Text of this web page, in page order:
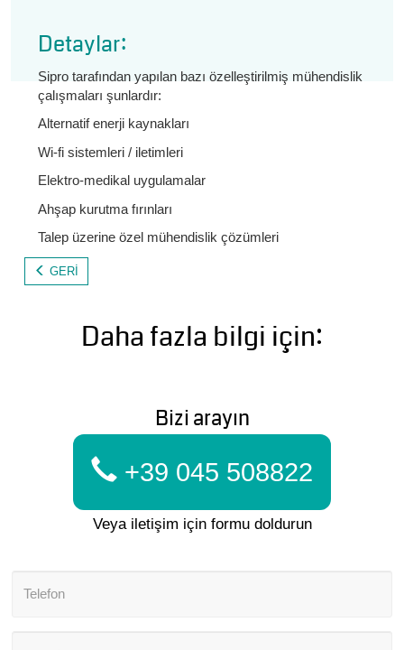
Detaylar:
Sipro tarafından yapılan bazı özelleştirilmiş mühendislik
çalışmaları şunlardır:
Alternatif enerji kaynakları
Wi-fi sistemleri / iletimleri
Elektro-medikal uygulamalar
Ahşap kurutma fırınları
Talep üzerine özel mühendislik çözümleri
GERI
Daha fazla bilgi için:
Bizi arayın
+39 045 508822
Veya iletişim için formu doldurun